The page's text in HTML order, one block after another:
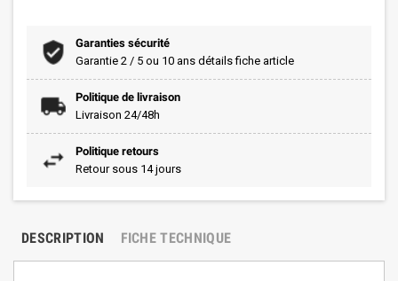
Garanties sécurité
Garantie 2 / 5 ou 10 ans détails fiche article
Politique de livraison
Livraison 24/48h
Politique retours
Retour sous 14 jours
DESCRIPTION FICHE TECHNIQUE